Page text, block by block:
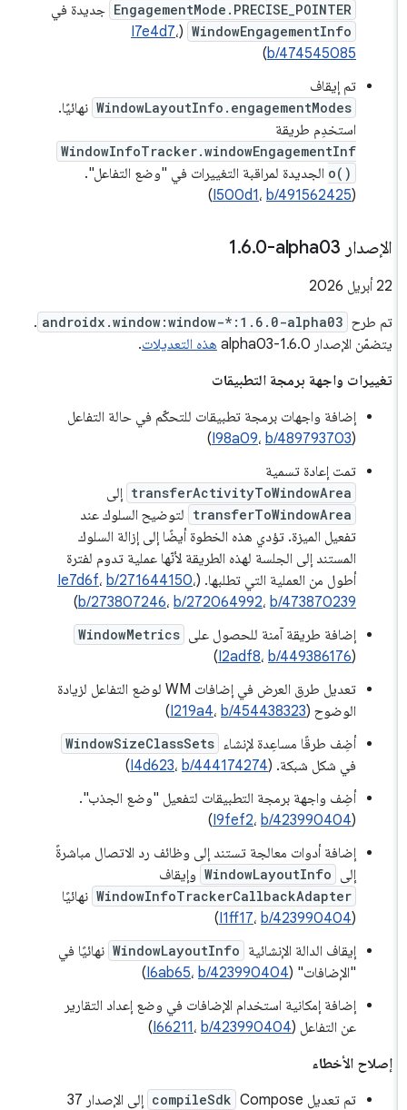
EngagementMode.PRECISE_POINTER جديدة في
WindowEngagementInfo
(
I7e4d7
b/474545085
)
تم إيقاف
WindowLayoutInfo.engagementModes نهائيًا.
استخدِم طريقة
WindowInfoTracker.windowEngagementInf
o()الجديدة لمراقبة التغييرات في "وضع التفاعل".
I500d1،b/491562425
)
الإصدار ‎1 .6.0-alpha03
‫22 أبريل 2026
تم طرح androidx.window:window-*:1.6.0-alpha03
.
يتضمّن الإصدار 1.6.0-alpha03
هذه التعديلات.
تغييرات واجهة برمجة التطبيقات
إضافة واجهات برمجة تطبيقات للتحكّم في حالة التفاعل
I98a09،b/489793703
)
تمت إعادة تسمية
transferActivityToWindowArea إلى
transferToWindowArea لتوضيح السلوك عند
تفعيل الميزة. تؤدي هذه الخطوة أيضًا إلى إزالة السلوك
المستند إلى الجلسة لهذه الطريقة لأنّها عملية تدوم لفترة
أطول من العملية التي تطلبها. (
Ie7d6f،b/271644150 ،
b/273807246،b/272064992،b/473870239
)
إضافة طريقة آمنة للحصول على WindowMetrics
I2adf8،b/449386176
)
تعديل طرق العرض في إضافات WM لوضع التفاعل لزيادة
الوضوح (
I219a4،b/454438323
)
أضِف طرقًا مساعِدة لإنشاء
WindowSizeClassSets
في شكل شبكة. ( I4d623،b/444174274
)
أضِف واجهة برمجة التطبيقات لتفعيل "وضع الجذب".
I9fef2،b/423990404
)
إضافة أدوات معالجة تستند إلى وظائف رد الاتصال مباشرةً
إلى WindowLayoutInfo وإيقاف
WindowInfoTrackerCallbackAdapter نهائيًا
I1ff17،b/423990404
)
إيقاف الدالة الإنشائية WindowLayoutInfo نهائيًا في
"الإضافات" (
I6ab65،b/423990404
)
إضافة إمكانية استخدام الإضافات في وضع إعداد التقارير
عن التفاعل (
I66211،b/423990404
)
إصلاح الأخطاء
تم تعديل Compose
compileSdk إلى الإصدار 37